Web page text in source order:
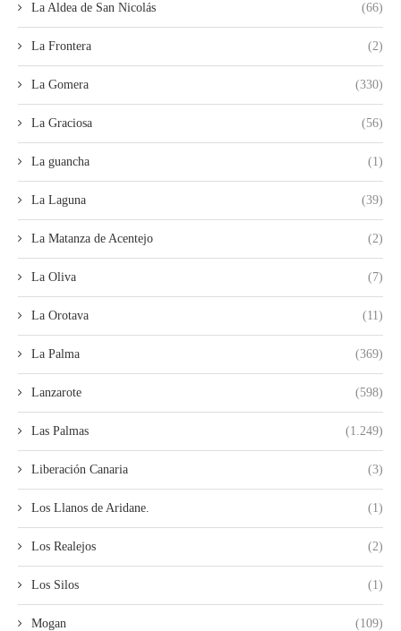
La Aldea de San Nicolás (66)
La Frontera (2)
La Gomera (330)
La Graciosa (56)
La guancha (1)
La Laguna (39)
La Matanza de Acentejo (2)
La Oliva (7)
La Orotava (11)
La Palma (369)
Lanzarote (598)
Las Palmas (1.249)
Liberación Canaria (3)
Los Llanos de Aridane. (1)
Los Realejos (2)
Los Silos (1)
Mogan (109)